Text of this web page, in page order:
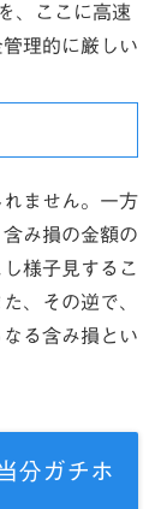
、ここに高速
理的に厳しい
ません。一方
み損の金額の
様子見するこ
、その逆で、
る含み損とい
分ガチホ